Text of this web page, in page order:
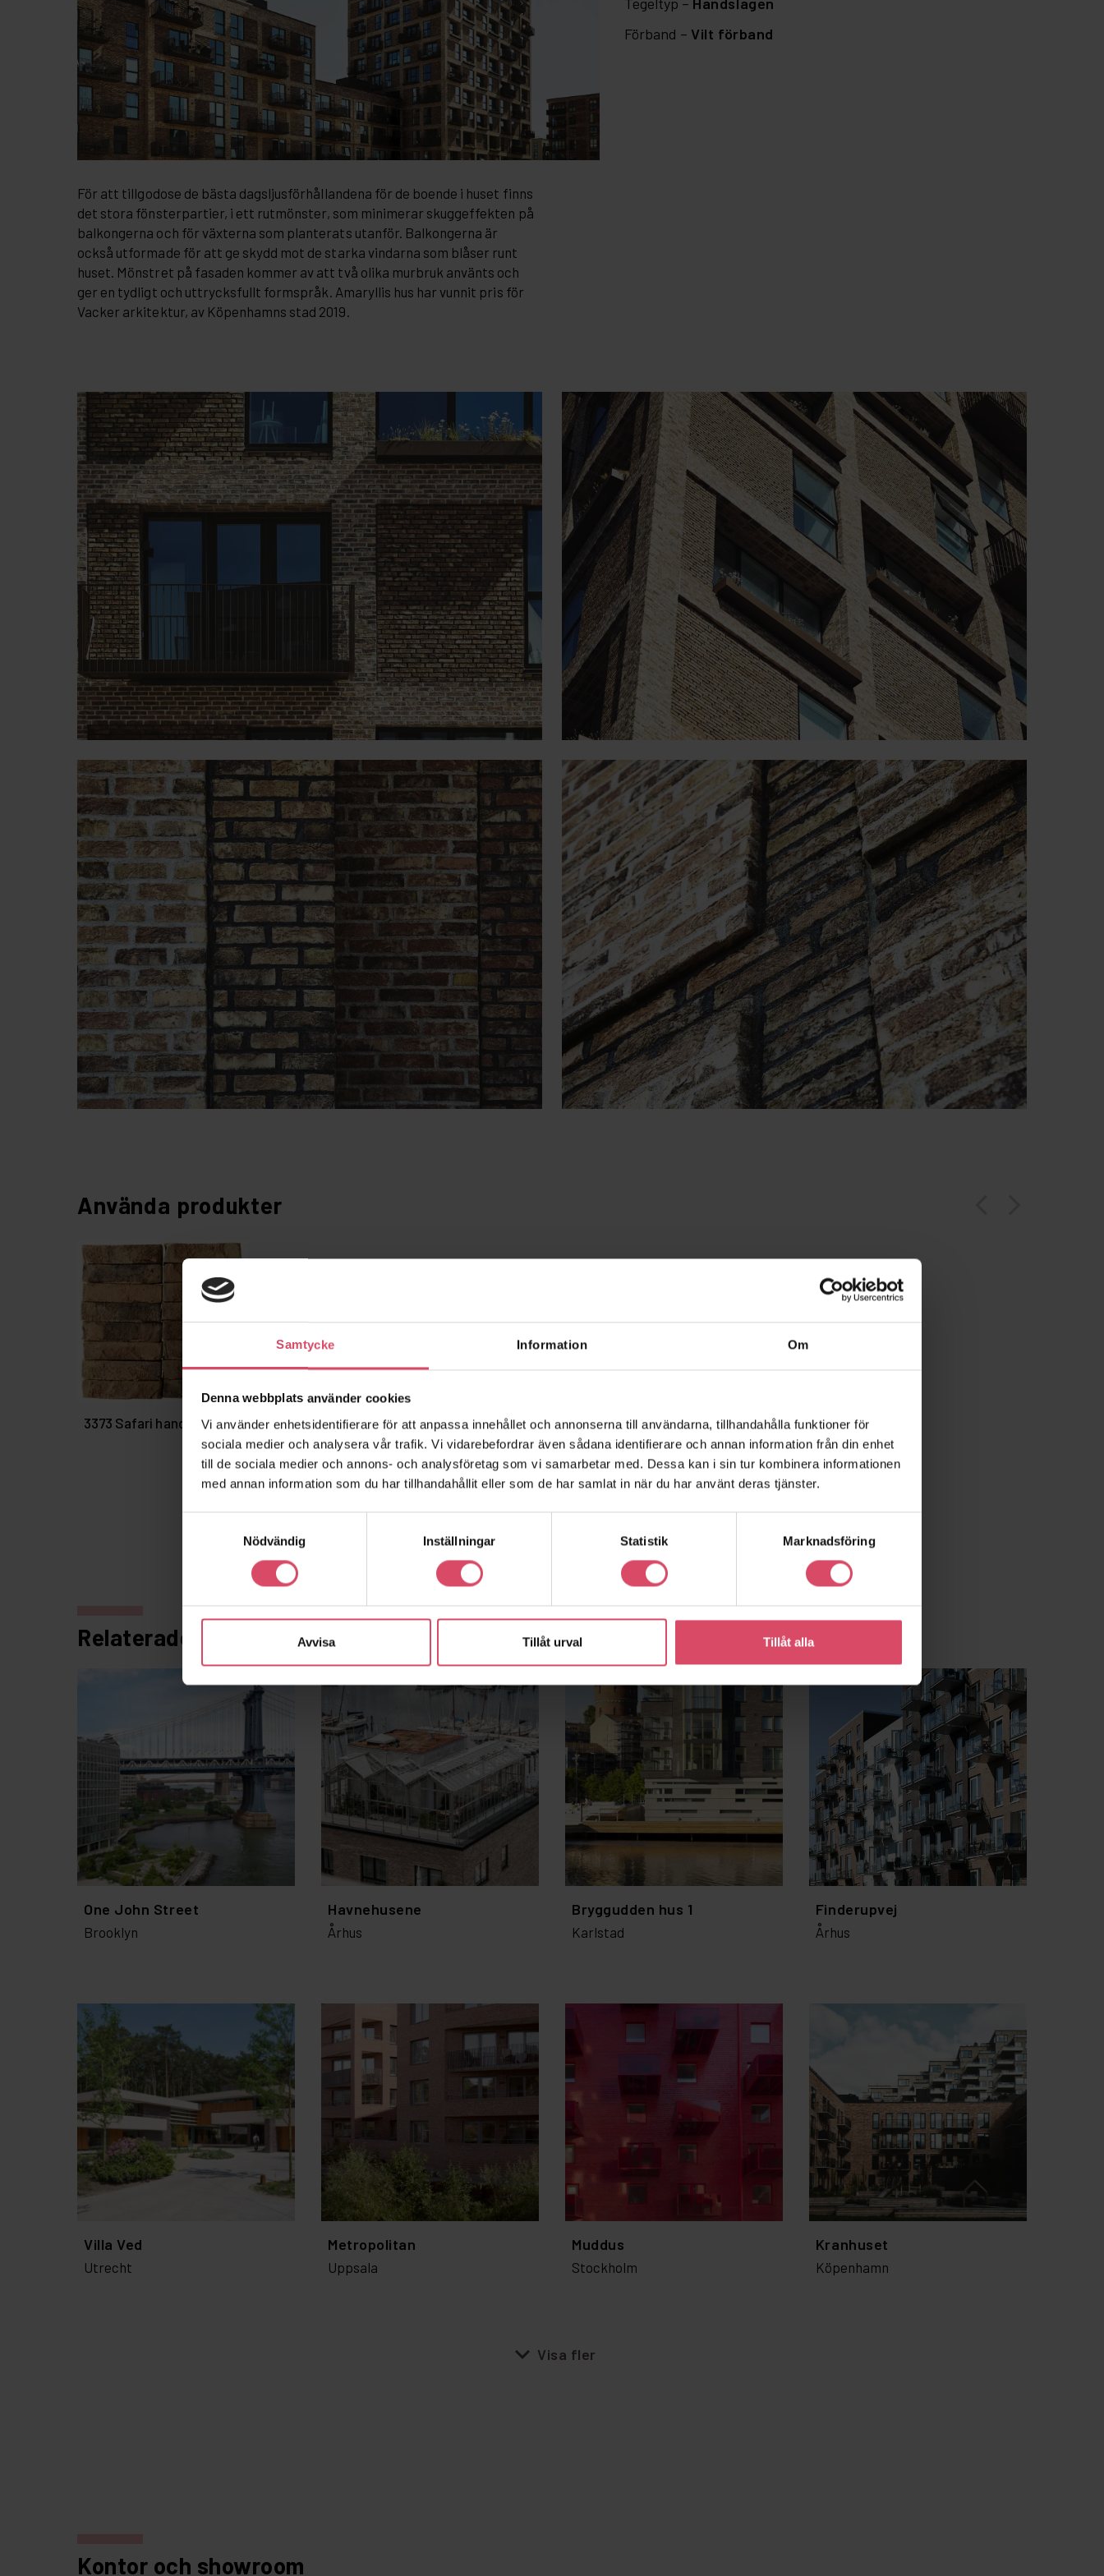
Samtycke Information Om
Denna webbplats använder cookies
Vi använder enhetsidentifierare för att anpassa innehållet och annonserna till användarna, tillhandahålla funktioner för
sociala medier och analysera vår trafik. Vi vidarebefordrar även sådana identifierare och annan information från din enhet
till de sociala medier och annons- och analysföretag som vi samarbetar med. Dessa kan i sin tur kombinera informationen
med annan information som du har tillhandahållit eller som de har samlat in när du har använt deras tjänster.
Nödvändig
Inställningar Statistik Marknadsföring
Avvisa Tillåt urval Tillåt alla
För att tillgodose de bästa dagsljusförhållandena för de boende i huset finns
det stora fönsterpartier, i ett rutmönster, som minimerar skuggeffekten på
balkongerna och för växterna som planterats utanför. Balkongerna är
också utformade för att ge skydd mot de starka vindarna som blåser runt
huset. Mönstret på fasaden kommer av att två olika murbruk använts och
ger en tydligt och uttrycksfullt formspråk. Amaryllis hus har vunnit pris för
Vacker arkitektur, av Köpenhamns stad 2019.
Förband – Vilt förband
Använda produkter
3373 Safari handslagen
Relaterade projekt
One John Street
Brooklyn
Havnehusene
Århus
Bryggudden hus 1
Karlstad
Finderupvej
Århus
Villa Ved
Utrecht
Metropolitan
Uppsala
Muddus
Stockholm
Kranhuset
Köpenhamn
expand_more Visa fler
Kontor och showroom